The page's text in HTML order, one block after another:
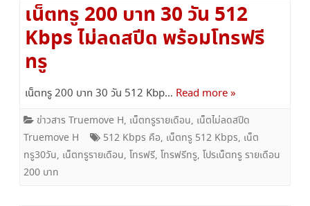
เน็ตทรู 200 บาท 30 วัน 512
Kbps ไม่ลดสปีด พร้อมโทรฟรี
ทรู
เน็ตทรู 200 บาท 30 วัน 512 Kbp… Read more »
ข่าวสาร Truemove H, เน็ตทรูรายเดือน, เน็ตไม่ลดสปีด
Truemove H
512 Kbps คือ, เน็ตทรู 512 Kbps, เน็ต
ทรู30วัน, เน็ตทรูรายเดือน, โทรฟรี, โทรฟรีทรู, โปรเน็ตทรู รายเดือน
200 บาท